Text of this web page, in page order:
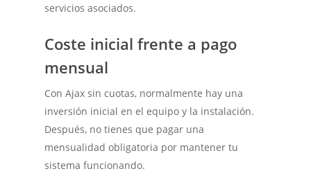
servicios asociados.
Coste inicial frente a pago
mensual
Con Ajax sin cuotas, normalmente hay una
inversión inicial en el equipo y la instalación.
Después, no tienes que pagar una
mensualidad obligatoria por mantener tu
sistema funcionando.